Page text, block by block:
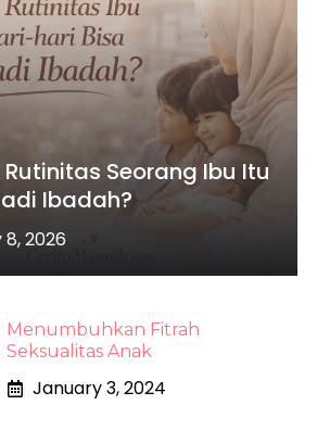
Seorang Ibu Itu
Ibadah?
2026
Menumbuhkan Fitrah
Seksualitas Anak
January 3, 2024